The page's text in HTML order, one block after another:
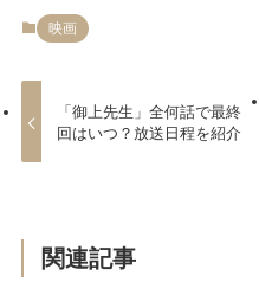
映画
「御上先生」全何話で最終
回はいつ？放送日程を紹介
関連記事